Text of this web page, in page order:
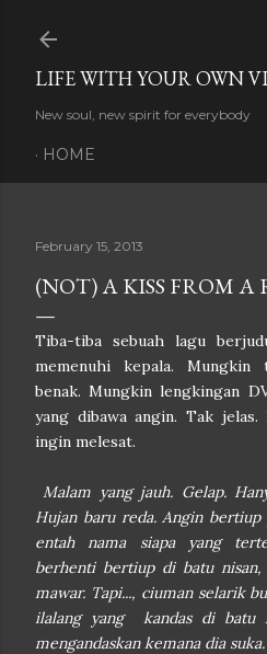
LIFE WITH YOUR OWN
New soul, new spirit for everybody
HOME
February 15, 2013
(NOT) A KISS FROM A
Tiba-tiba sebuah lagu
memenuhi kepala. Mungkin
benak. Mungkin lengkingan
yang dibawa angin. Tak
ingin melesat.
Malam yang jauh. Gelap.
Hujan baru reda. Angin bertiup
entah nama siapa yang
berhenti bertiup di batu
mawar. Tapi..., ciuman selarik
ilalang yang kandas di batu
mengandaskan kemana dia suka.